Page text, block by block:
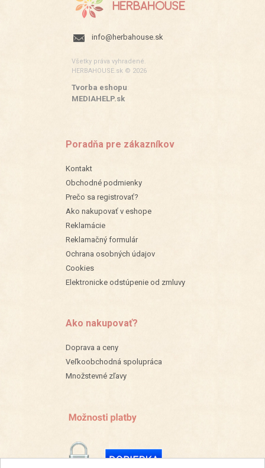
info@herbahouse.sk
Všetky práva vyhradené.
HERBAHOUSE.sk © 2026
Tvorba eshopu:
MEDIAHELP.sk
Poradňa pre zákazníkov
Kontakt
Obchodné podmienky
Prečo sa registrovať?
Ako nakupovať v eshope
Reklamácie
Reklamačný formulár
Ochrana osobných údajov
Cookies
Elektronicke odstúpenie od zmluvy
Ako nakupovať?
Doprava a ceny
Veľkoobchodná spolupráca
Množstevné zľavy